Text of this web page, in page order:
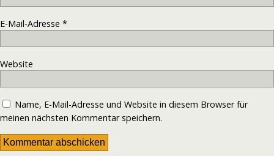
E-Mail-Adresse *
Website
Name, E-Mail-Adresse und Website in diesem Browser für
meinen nächsten Kommentar speichern.